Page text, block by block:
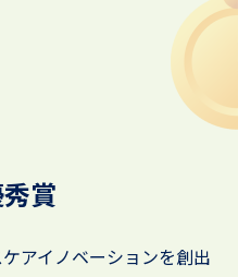
賞
アイノベーションを創出